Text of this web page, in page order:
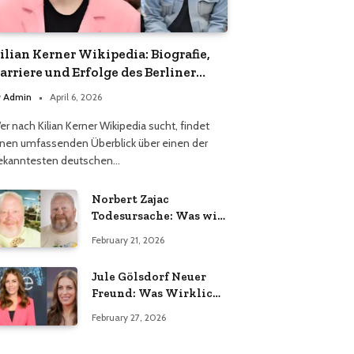
Kerner Wikipedia: Biografie,
und Erfolge des Berliner
Admin April 6, 2026
nach Kilian Kerner Wikipedia sucht, findet
umfassenden Überblick über einen der
deutschen…
Norbert Zajac
Todesursache: Was wir
February 21, 2026
Jule Gölsdorf Neuer
Freund: Was Wirklich
February 27, 2026